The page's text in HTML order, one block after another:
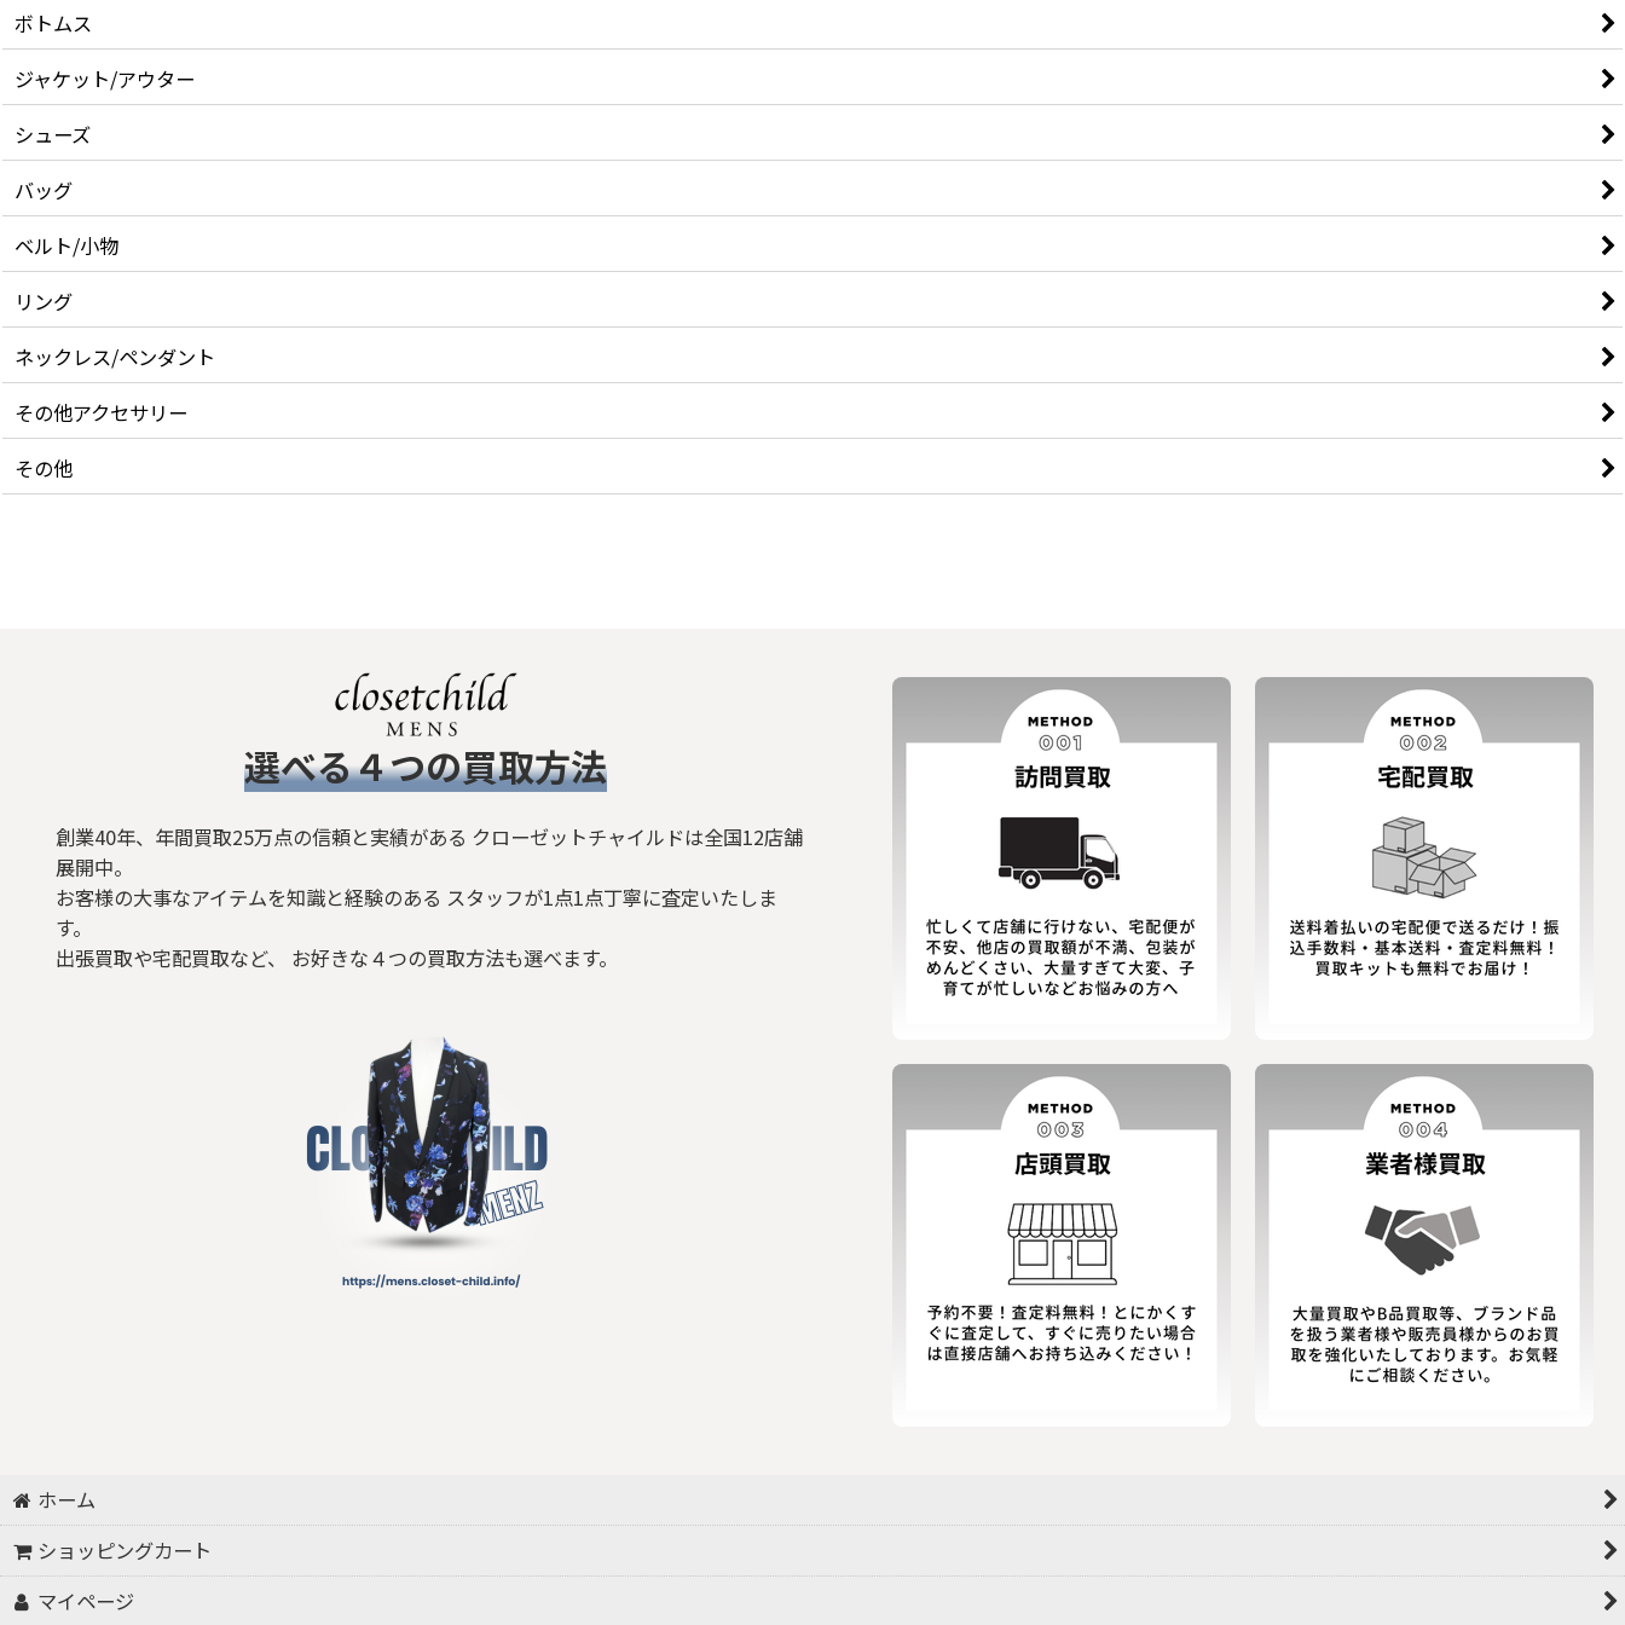
ボトムス
ジャケット/アウター
シューズ
バッグ
ベルト/小物
リング
ネックレス/ペンダント
その他アクセサリー
その他
​選べる４つの買取方法
創業40年、年間買取25万点の信頼と実績がある クローゼットチャイルドは全国12店舗
展開中。
お客様の大事なアイテムを知識と経験のある スタッフが1点1点丁寧に査定いたしま
す。
出張買取や宅配買取など、 お好きな４つの買取方法も選べます。
ホーム
ショッピングカート
マイページ